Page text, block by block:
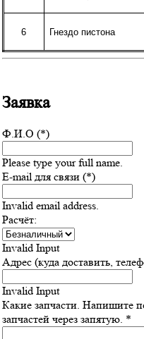
6 Гнездо пистона
Заявка
Ф.И.О (*)
Please type your full name.
E-mail для связи (*)
Invalid email address.
Расчёт:
Invalid Input
Адрес (куда доставить,
Invalid Input
Какие запчасти. Напишите
запчастей через запятую. *